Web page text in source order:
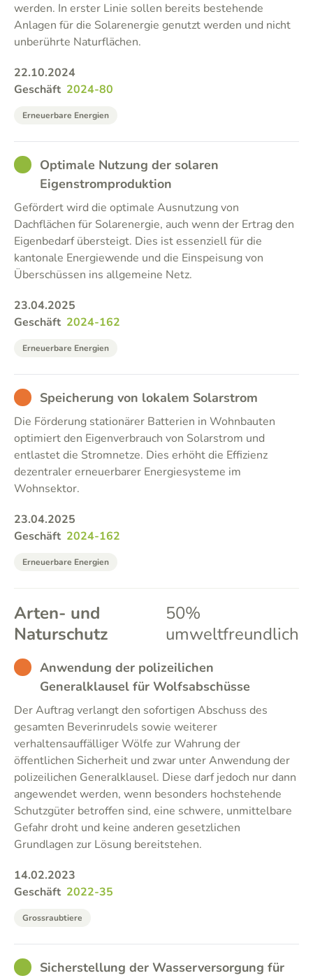
werden. In erster Linie sollen bereits bestehende
Anlagen für die Solarenergie genutzt werden und nicht
unberührte Naturflächen.
22.10.2024
Geschäft 2024-80
Erneuerbare Energien
GOODOptimale Nutzung der solaren
Eigenstromproduktion
Gefördert wird die optimale Ausnutzung von
Dachflächen für Solarenergie, auch wenn der Ertrag den
Eigenbedarf übersteigt. Dies ist essenziell für die
kantonale Energiewende und die Einspeisung von
Überschüssen ins allgemeine Netz.
23.04.2025
Geschäft 2024-162
Erneuerbare Energien
BAD Speicherung von lokalem Solarstrom
Die Förderung stationärer Batterien in Wohnbauten
optimiert den Eigenverbrauch von Solarstrom und
entlastet die Stromnetze. Dies erhöht die Effizienz
dezentraler erneuerbarer Energiesysteme im
Wohnsektor.
23.04.2025
Geschäft 2024-162
Erneuerbare Energien
Arten- und
Naturschutz
50%
umweltfreundlich
BADAnwendung der polizeilichen
Generalklausel für Wolfsabschüsse
Der Auftrag verlangt den sofortigen Abschuss des
gesamten Beverinrudels sowie weiterer
verhaltensauffälliger Wölfe zur Wahrung der
öffentlichen Sicherheit und zwar unter Anwendung der
polizeilichen Generalklausel. Diese darf jedoch nur dann
angewendet werden, wenn besonders hochstehende
Schutzgüter betroffen sind, eine schwere, unmittelbare
Gefahr droht und keine anderen gesetzlichen
Grundlagen zur Lösung bereitstehen.
14.02.2023
Geschäft 2022-35
Grossraubtiere
GOODSicherstellung der Wasserversorgung für